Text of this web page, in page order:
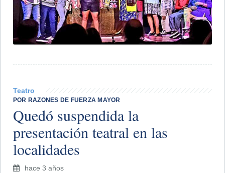
Teatro
POR RAZONES DE FUERZA MAYOR
Quedó suspendida la
presentación teatral en las
localidades
hace 3 años